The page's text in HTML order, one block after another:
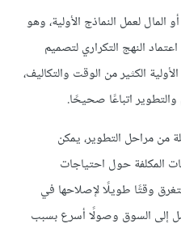
لعمل النماذج الأولية، وهو
النهج التكراري لتصميم
الكثير من الوقت والتكاليف،
اتباعًا صحيحًا.
مراحل التطوير، يمكن
المكلفة حول احتياجات
وقتًا طويلًا لإصلاحها في
إلى السوق وصولًا أسرع بسبب